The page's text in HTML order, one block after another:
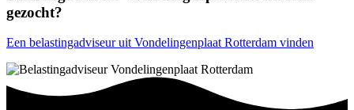
gezocht?
Een belastingadviseur uit Vondelingenplaat Rotterdam vinden